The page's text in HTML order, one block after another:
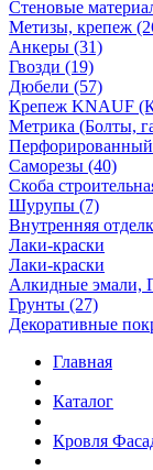
Стеновые
Метизы, крепеж
Анкеры (31)
Гвозди (19)
Дюбели (57)
Крепеж KNAUF
Метрика (Болты,
Саморезы (40)
Скоба
Шурупы (7)
Внутренняя
Лаки-краски
Лаки-краски
Алкидные эмали,
Грунты (27)
Декоративные
Главная
Каталог
Кровля